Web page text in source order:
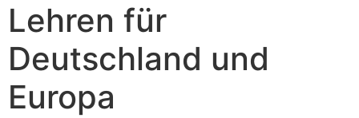
Lehren für
Deutschland und
Europa